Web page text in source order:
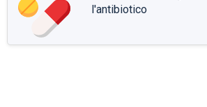
l'antibiotico